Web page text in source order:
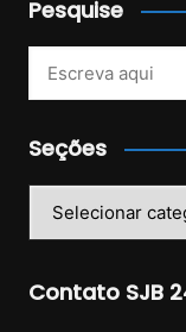
Pesquise
Seções
Contato SJB